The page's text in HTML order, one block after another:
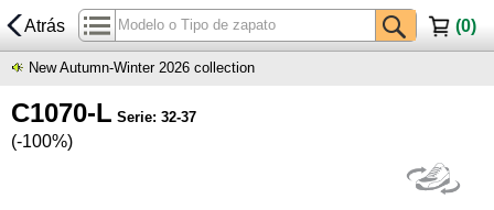
Atrás (0)
New Autumn-Winter 2026 collection
C1070-L Serie: 32-37
(-100%)